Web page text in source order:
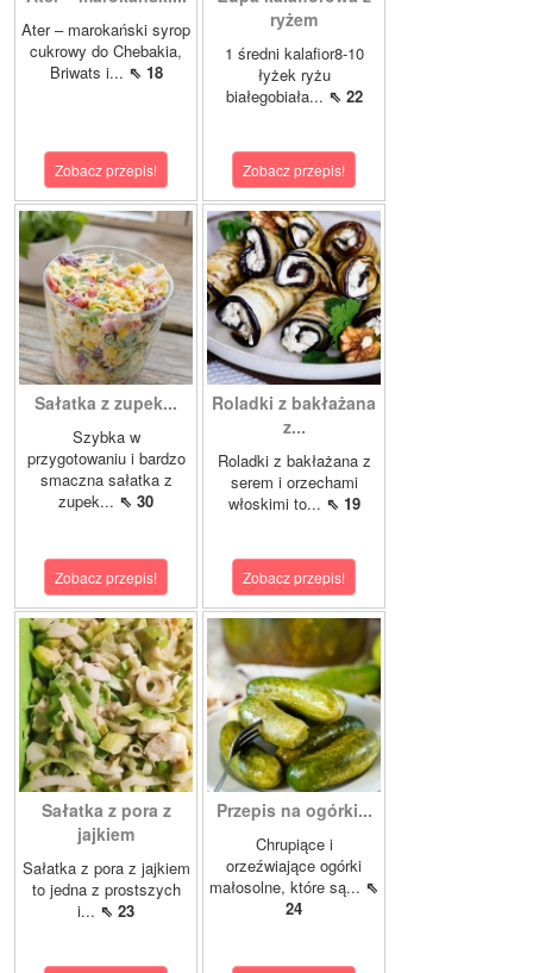
Ater – marokański syrop
cukrowy do Chebakia,
Briwats i... ⇖ 18
Zobacz przepis!
ryżem
1 średni kalafior8-10
łyżek ryżu
białegobiała... ⇖ 22
Zobacz przepis!
Sałatka z zupek...
Szybka w
przygotowaniu i bardzo
smaczna sałatka z
zupek... ⇖ 30
Zobacz przepis!
Roladki z bakłażana
z...
Roladki z bakłażana z
serem i orzechami
włoskimi to... ⇖ 19
Zobacz przepis!
Sałatka z pora z
jajkiem
Sałatka z pora z jajkiem
to jedna z prostszych
i... ⇖ 23
Przepis na ogórki...
Chrupiące i
orzeźwiające ogórki
małosolne, które są... ⇖
24